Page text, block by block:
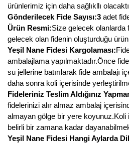
ürünlerimiz için daha sağlıkllı
Gönderilecek Fide Sayısı:3 adet
Ürün Resmi:Size gelecek
gelecek olan fidenin oluşturduğu
Yeşil Nane Fidesi Kargolaması:
ambalajlama yapılmaktadır.Önce
su jellerine batırılarak fide ambalajı
daha sonra koli içerisinde
Fideleriniz Teslim Aldığınız
fidelerinizi alır almaz ambalaj
almayan gölge bir yere koyunuz.Koli
belirli bir zamana kadar
Yeşil Nane Fidesi Hangi Aylarda